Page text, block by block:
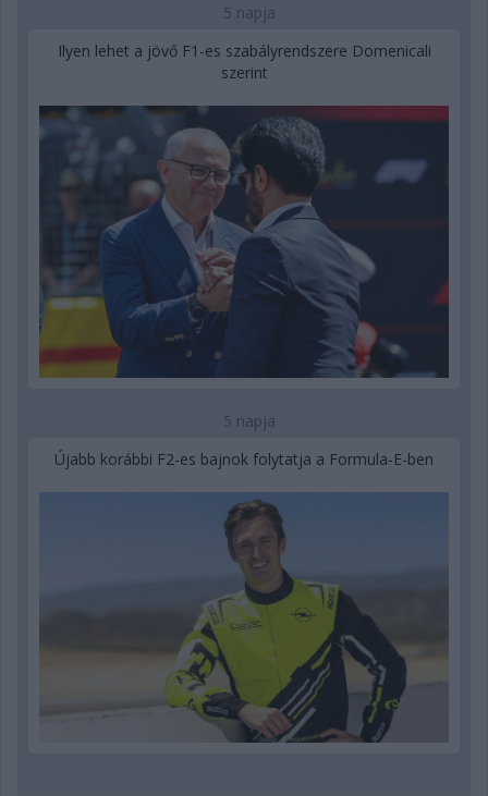
5 napja
Ilyen lehet a jövő F1-es szabályrendszere Domenicali
szerint
5 napja
Újabb korábbi F2-es bajnok folytatja a Formula-E-ben